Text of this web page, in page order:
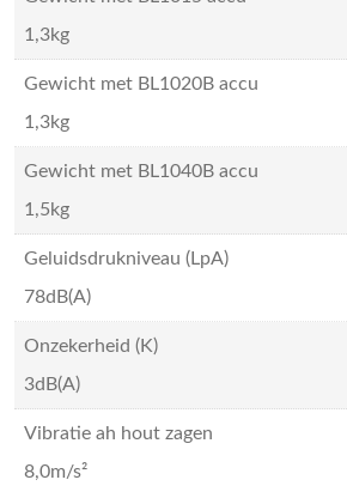
1,3kg
Gewicht met BL1020B accu
1,3kg
Gewicht met BL1040B accu
1,5kg
Geluidsdrukniveau (LpA)
78dB(A)
Onzekerheid (K)
3dB(A)
Vibratie ah hout zagen
8,0m/s²